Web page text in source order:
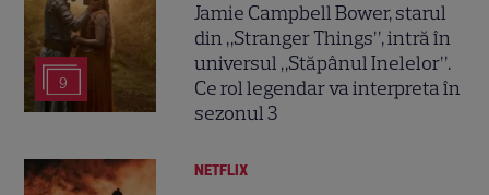
9
Jamie Campbell Bower, starul
din „Stranger Things”, intră în
universul „Stăpânul Inelelor”.
Ce rol legendar va interpreta în
sezonul 3
NETFLIX